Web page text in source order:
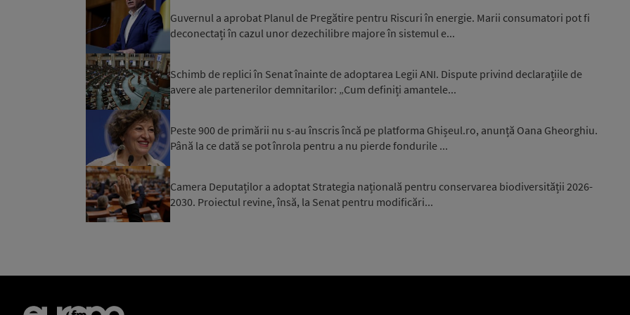
Guvernul a aprobat Planul de Pregătire pentru Riscuri în energie. Marii consumatori pot fi
deconectați în cazul unor dezechilibre majore în sistemul e...
Schimb de replici în Senat înainte de adoptarea Legii ANI. Dispute privind declarațiile de
avere ale partenerilor demnitarilor: „Cum definiți amantele...
Peste 900 de primării nu s-au înscris încă pe platforma Ghișeul.ro, anunță Oana Gheorghiu.
Până la ce dată se pot înrola pentru a nu pierde fondurile ...
Camera Deputaților a adoptat Strategia națională pentru conservarea biodiversității 2026-
2030. Proiectul revine, însă, la Senat pentru modificări...